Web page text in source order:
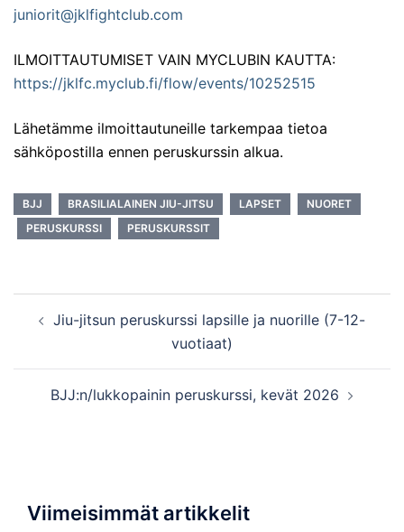
juniorit@jklfightclub.com
ILMOITTAUTUMISET VAIN MYCLUBIN KAUTTA:
https://jklfc.myclub.fi/flow/events/10252515
Lähetämme ilmoittautuneille tarkempaa tietoa
sähköpostilla ennen peruskurssin alkua.
BJJ BRASILIALAINEN JIU-JITSU LAPSET
NUORET
PERUSKURSSI
PERUSKURSSIT
navigation
Jiu-jitsun peruskurssi lapsille ja nuorille (7-12-
vuotiaat)
BJJ:n/lukkopainin peruskurssi, kevät 2026
Viimeisimmät artikkelit